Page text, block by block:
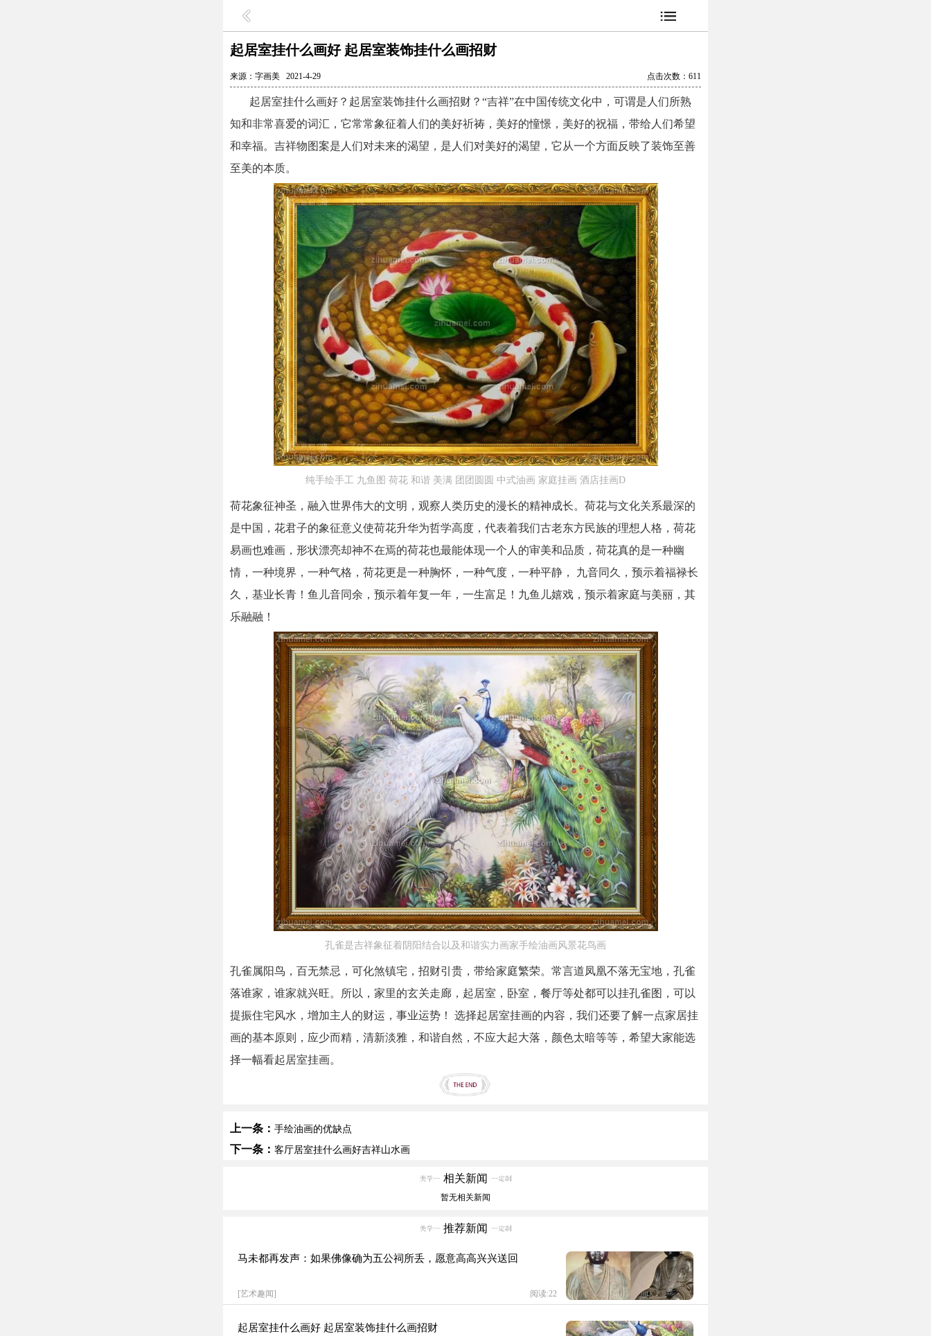
起居室挂什么画好 起居室装饰挂什么画招财
来源： 字画美 2021-4-29 点击次数： 611
起居室挂什么画好？起居室装饰挂什么画招财？“吉祥”在中国传统文化中，可谓是人们所熟
知和非常喜爱的词汇，它常常象征着人们的美好祈祷，美好的憧憬，美好的祝福，带给人们希望
和幸福。吉祥物图案是人们对未来的渴望，是人们对美好的渴望，它从一个方面反映了装饰至善
至美的本质。
纯手绘手工 九鱼图 荷花 和谐 美满 团团圆圆 中式油画 家庭挂画 酒店挂画D
荷花象征神圣，融入世界伟大的文明，观察人类历史的漫长的精神成长。荷花与文化关系最深的
是中国，花君子的象征意义使荷花升华为哲学高度，代表着我们古老东方民族的理想人格，荷花
易画也难画，形状漂亮却神不在焉的荷花也最能体现一个人的审美和品质，荷花真的是一种幽
情，一种境界，一种气格，荷花更是一种胸怀，一种气度，一种平静， 九音同久，预示着福禄长
久，基业长青！鱼儿音同余，预示着年复一年，一生富足！九鱼儿嬉戏，预示着家庭与美丽，其
乐融融！
孔雀是吉祥象征着阴阳结合以及和谐实力画家手绘油画风景花鸟画
孔雀属阳鸟，百无禁忌，可化煞镇宅，招财引贵，带给家庭繁荣。常言道凤凰不落无宝地，孔雀
落谁家，谁家就兴旺。所以，家里的玄关走廊，起居室，卧室，餐厅等处都可以挂孔雀图，可以
提振住宅风水，增加主人的财运，事业运势！ 选择起居室挂画的内容，我们还要了解一点家居挂
画的基本原则，应少而精，清新淡雅，和谐自然，不应大起大落，颜色太暗等等，希望大家能选
择一幅看起居室挂画。
上一条： 手绘油画的优缺点
下一条： 客厅居室挂什么画好吉祥山水画
相关新闻
暂无相关新闻
推荐新闻
马未都再发声：如果佛像确为五公祠所丢，愿意高高兴兴送回
[艺术趣闻] 阅读:22
起居室挂什么画好 起居室装饰挂什么画招财